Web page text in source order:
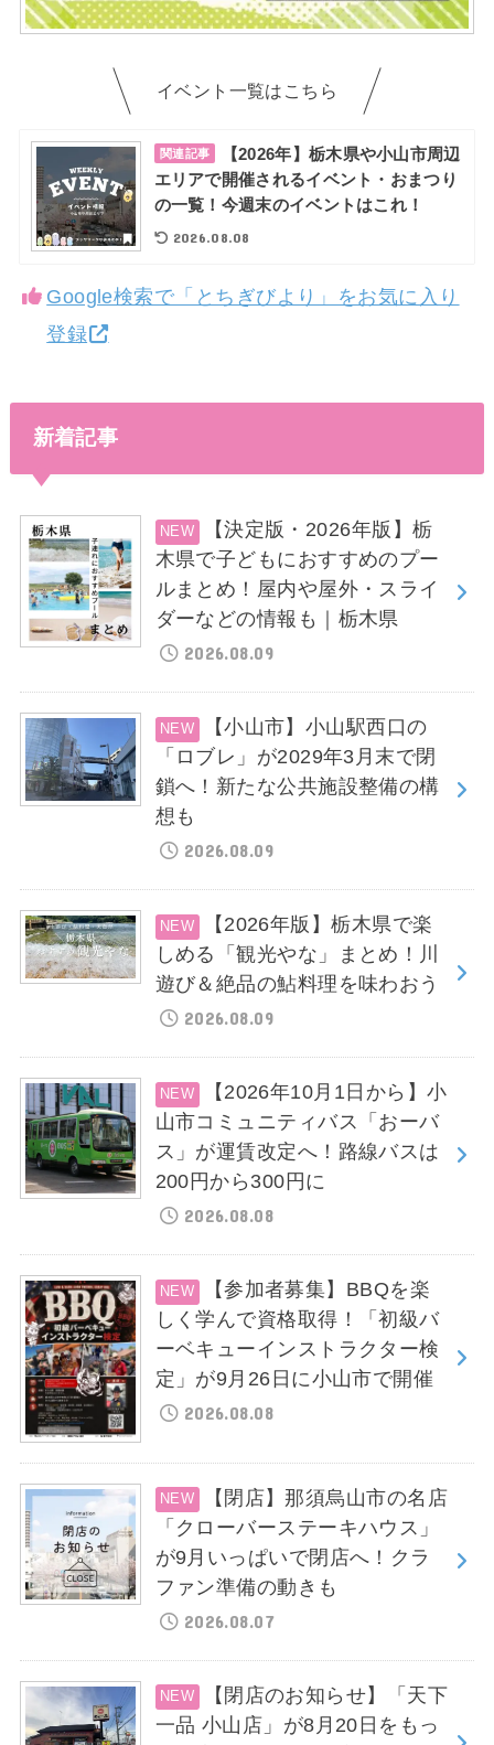
イベント一覧はこちら
関連記事
【2026年】栃木県や小山市周辺
エリアで開催されるイベント・おまつり
の一覧！今週末のイベントはこれ！
2026.08.08
Google検索で「とちぎびより」をお気に入り
登録
新着記事
【決定版・2026年版】栃
木県で子どもにおすすめのプー
ルまとめ！屋内や屋外・スライ
ダーなどの情報も｜栃木県
2026.08.09
【小山市】小山駅西口の
「ロブレ」が2029年3月末で閉
鎖へ！新たな公共施設整備の構
想も
2026.08.09
【2026年版】栃木県で楽
しめる「観光やな」まとめ！川
遊び＆絶品の鮎料理を味わおう
2026.08.09
【2026年10月1日から】小
山市コミュニティバス「おーバ
ス」が運賃改定へ！路線バスは
200円から300円に
2026.08.08
【参加者募集】BBQを楽
しく学んで資格取得！「初級バ
ーベキューインストラクター検
定」が9月26日に小山市で開催
2026.08.08
【閉店】那須烏山市の名店
「クローバーステーキハウス」
が9月いっぱいで閉店へ！クラ
ファン準備の動きも
2026.08.07
【閉店のお知らせ】「天下
一品 小山店」が8月20日をもっ